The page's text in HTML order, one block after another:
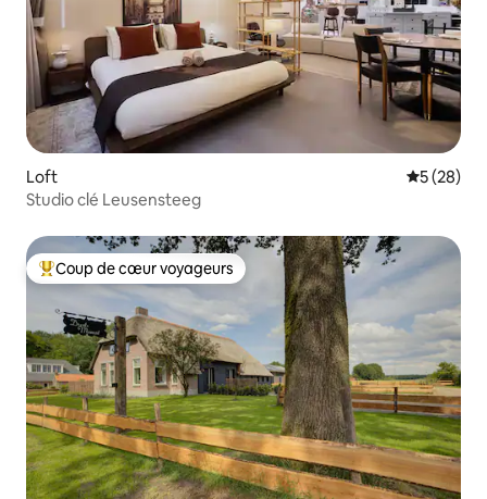
Loft
5 (28)
Studio clé Leusensteeg
Coups de cœur voyageurs les plus appréciés
Coup de cœur voyageurs